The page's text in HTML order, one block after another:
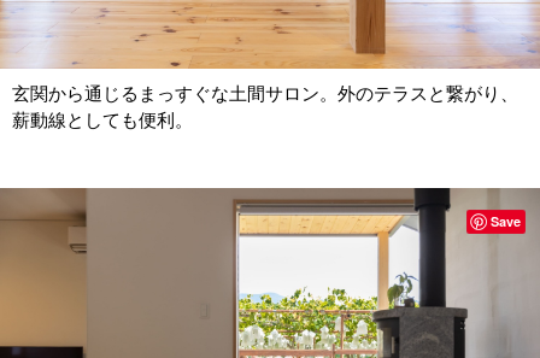
玄関から通じるまっすぐな土間サロン。外のテラスと繋がり、
薪動線としても便利。
Save